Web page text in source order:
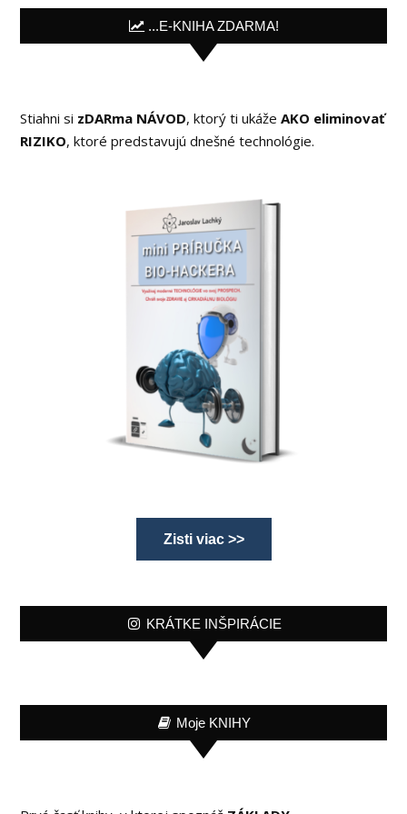
...E-KNIHA ZDARMA!
Stiahni si zDARma NÁVOD, ktorý ti ukážeAKO eliminovať
RIZIKO, ktoré predstavujú dnešné technológie.
Zisti viac >>
KRÁTKE INŠPIRÁCIE
Moje KNIHY